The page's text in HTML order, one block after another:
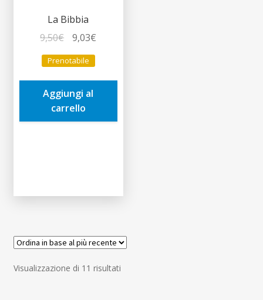
La Bibbia
9,50€
prezzo
originale
era:
9,50€.
9,03€
è:
Prenotabile
Aggiungi al
carrello
Visualizzazione di 11 risultatiOrdina